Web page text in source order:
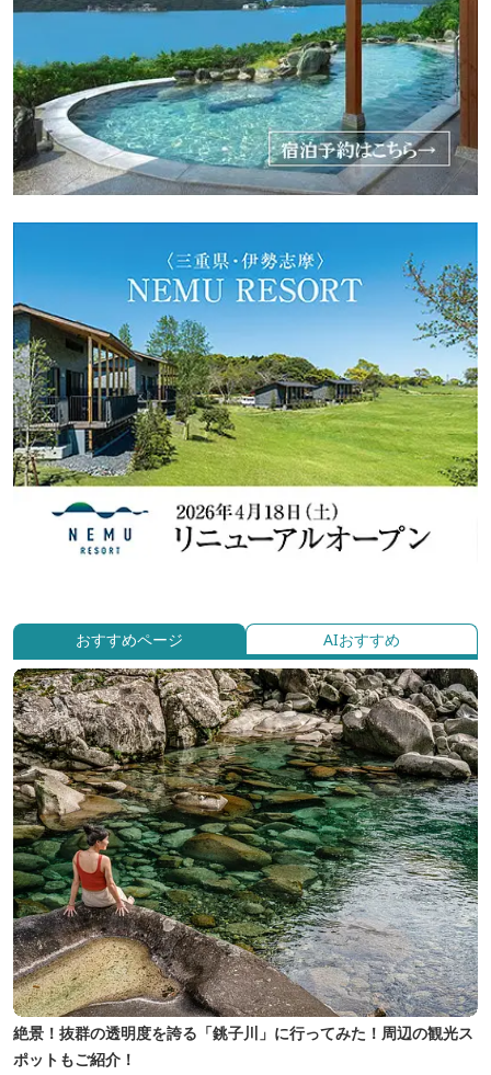
おすすめページ AIおすすめ
絶景！抜群の透明度を誇る「銚子川」に行ってみた！周辺の観光ス
ポットもご紹介！